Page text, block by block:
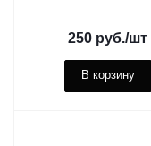
250 руб./шт
В корзину